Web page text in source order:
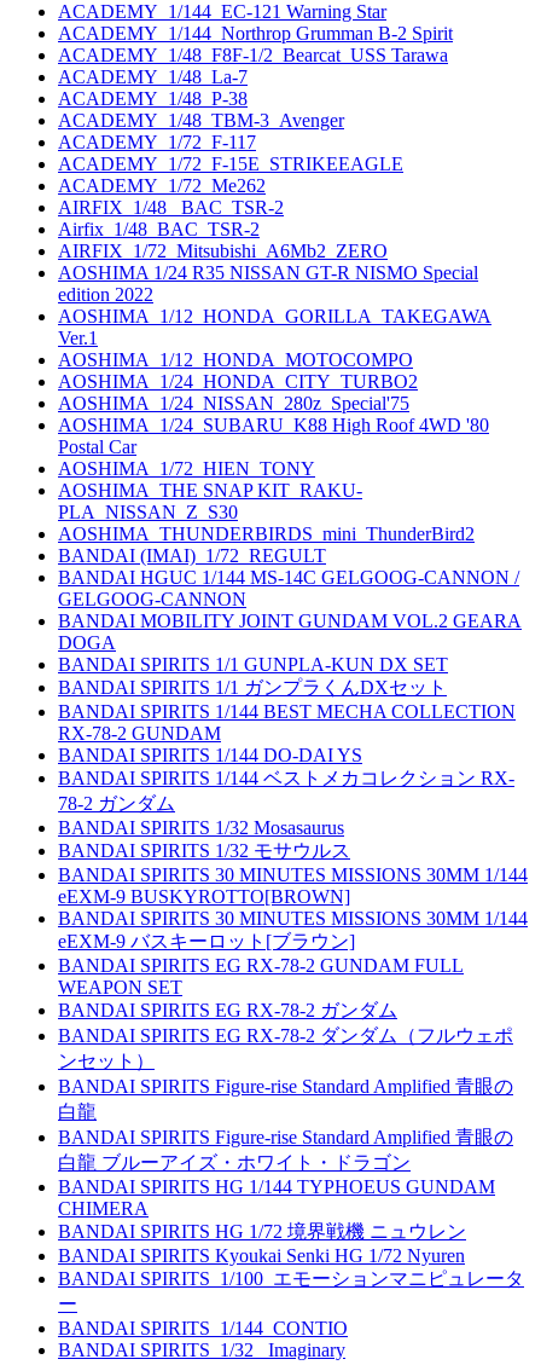
ACADEMY_1/144_EC-121 Warning Star
ACADEMY_1/144_Northrop Grumman B-2 Spirit
ACADEMY_1/48_F8F-1/2_Bearcat_USS Tarawa
ACADEMY_1/48_La-7
ACADEMY_1/48_P-38
ACADEMY_1/48_TBM-3_Avenger
ACADEMY_1/72_F-117
ACADEMY_1/72_F-15E_STRIKEEAGLE
ACADEMY_1/72_Me262
AIRFIX_1/48_ BAC_TSR-2
Airfix_1/48_BAC_TSR-2
AIRFIX_1/72_Mitsubishi_A6Mb2_ZERO
AOSHIMA 1/24 R35 NISSAN GT-R NISMO Special
edition 2022
AOSHIMA_1/12_HONDA_GORILLA_TAKEGAWA
Ver.1
AOSHIMA_1/12_HONDA_MOTOCOMPO
AOSHIMA_1/24_HONDA_CITY_TURBO2
AOSHIMA_1/24_NISSAN_280z_Special'75
AOSHIMA_1/24_SUBARU_K88 High Roof 4WD '80
Postal Car
AOSHIMA_1/72_HIEN_TONY
AOSHIMA_THE SNAP KIT_RAKU-
PLA_NISSAN_Z_S30
AOSHIMA_THUNDERBIRDS_mini_ThunderBird2
BANDAI (IMAI)_1/72_REGULT
BANDAI HGUC 1/144 MS-14C GELGOOG-CANNON /
GELGOOG-CANNON
BANDAI MOBILITY JOINT GUNDAM VOL.2 GEARA
DOGA
BANDAI SPIRITS 1/1 GUNPLA-KUN DX SET
BANDAI SPIRITS 1/1 ガンプラくんDXセット
BANDAI SPIRITS 1/144 BEST MECHA COLLECTION
RX-78-2 GUNDAM
BANDAI SPIRITS 1/144 DO-DAI YS
BANDAI SPIRITS 1/144 ベストメカコレクション RX-
78-2 ガンダム
BANDAI SPIRITS 1/32 Mosasaurus
BANDAI SPIRITS 1/32 モサウルス
BANDAI SPIRITS 30 MINUTES MISSIONS 30MM 1/144
eEXM-9 BUSKYROTTO[BROWN]
BANDAI SPIRITS 30 MINUTES MISSIONS 30MM 1/144
eEXM-9 バスキーロット[ブラウン]
BANDAI SPIRITS EG RX-78-2 GUNDAM FULL
WEAPON SET
BANDAI SPIRITS EG RX-78-2 ガンダム
BANDAI SPIRITS EG RX-78-2 ダンダム（フルウェポ
ンセット）
BANDAI SPIRITS Figure-rise Standard Amplified 青眼の
白龍
BANDAI SPIRITS Figure-rise Standard Amplified 青眼の
白龍 ブルーアイズ・ホワイト・ドラゴン
BANDAI SPIRITS HG 1/144 TYPHOEUS GUNDAM
CHIMERA
BANDAI SPIRITS HG 1/72 境界戦機 ニュウレン
BANDAI SPIRITS Kyoukai Senki HG 1/72 Nyuren
BANDAI SPIRITS_1/100_エモーションマニピュレータ
ー
BANDAI SPIRITS_1/144_CONTIO
BANDAI SPIRITS_1/32_ Imaginary